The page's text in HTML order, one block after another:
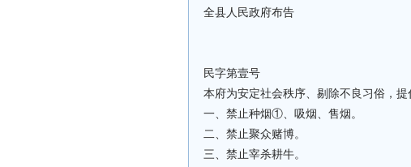
全县人民政府布告
民字第壹号
本府为安定社会秩序、剔除不良习俗，提
一、禁止种烟①、吸烟、售烟。
二、禁止聚众赌博。
三、禁止宰杀耕牛。